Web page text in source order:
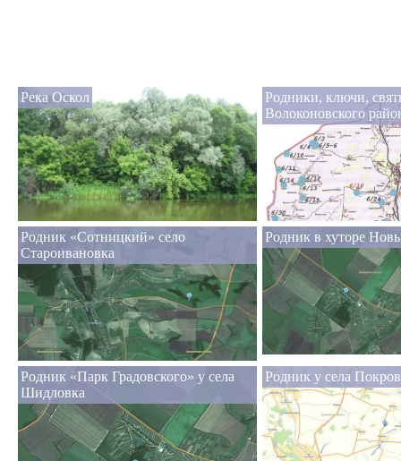
Река Оскол
Родники, ключи,
Волоконовского
Родник «Сотницкий» село
Староивановка
Родник в хуторе
Родник «Парк Градовского» у села
Шидловка
Родник у села